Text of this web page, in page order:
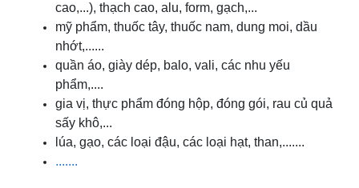
cao,...), thạch cao, alu, form, gạch,...
mỹ phẩm, thuốc tây, thuốc nam, dung moi, dầu
nhớt,......
quần áo, giày dép, balo, vali, các nhu yếu
phẩm,....
gia vị, thực phẩm đóng hộp, đóng gói, rau củ quả
sấy khô,...
lúa, gạo, các loại đậu, các loại hạt, than,.......
.......
DỊCH VỤ VẬN CHUYỂN TRÁI CÂY MIỀN TÂY ĐI HCM: GIẢI
PHÁP BẢO VỆ GIÁ TRỊ NÔNG SẢN 24H